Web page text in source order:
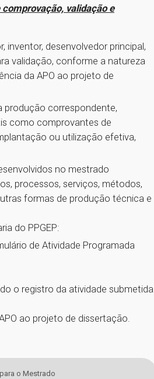
validação e
inventor, desenvolvedor principal,
validação, conforme a natureza
da APO ao projeto de
produção correspondente,
como comprovantes de
ou utilização efetiva,
no mestrado
processos, serviços, métodos,
formas de produção técnica e
do PPGEP:
de Atividade Programada
o registro da atividade submetida
ao projeto de dissertação.
o Mestrado